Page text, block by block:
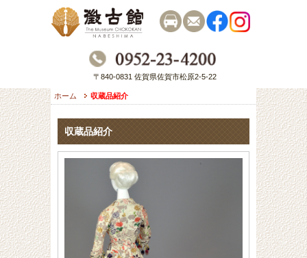
〒840-0831 佐賀県佐賀市松原2-5-22
ホーム 収蔵品紹介
収蔵品紹介